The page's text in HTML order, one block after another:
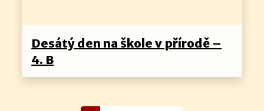
Desátý den na škole v přírodě –
4. B